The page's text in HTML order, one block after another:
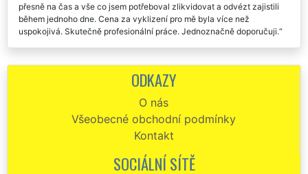
přesně na čas a vše co jsem potřeboval zlikvidovat a odvézt zajistili
během jednoho dne. Cena za vyklizení pro mě byla více než
uspokojivá. Skutečně profesionální práce. Jednoznačně doporučuji.
pracovníků společnosti EXTRA VYKLÍZENÍ. Před dvěma dny mi v Ústí
nad Labem zajišťovali vyklizení mé chalupy a pozemků okolo ní od
kterou musím ocenit a pochválit. Bezpodmínečně nejlepší vyklízecí
práce, které jsem prozatím zažil. Rozhodně doporučuji každému.
Zakoupil jsem si chatu poblíž Ústí nad Labem, ale napřed jsem ji
potřeboval vyklidit. Nejprve jsem si tuto službu objednal od jakési
firmy nefirmy Hyper stěhování, což byl ale strašný omyl. Desítky sms a
ODKAZY
O nás
Všeobecné obchodní podmínky
Kontakt
SOCIÁLNÍ SÍTĚ